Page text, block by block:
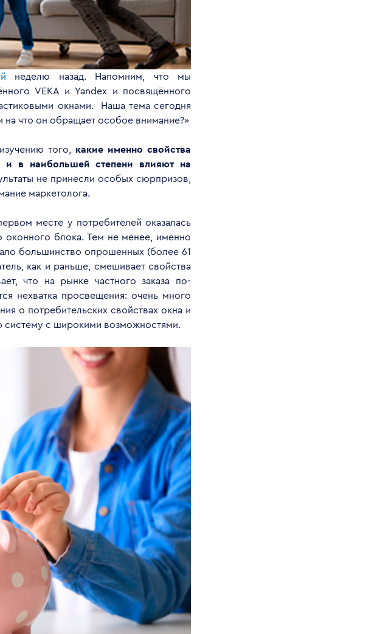
неделю назад. Напомним, что мы
VEKA и Yandex и посвящённого
окнами. Наша тема сегодня
на что он обращает особое внимание?»
того, какие именно свойства
и в наибольшей степени влияют на
не принесли особых сюрпризов,
маркетолога.
месте у потребителей оказалась
оконного блока. Тем не менее, именно
большинство опрошенных (более 61
как и раньше, смешивает свойства
что на рынке частного заказа по-
нехватка просвещения: очень много
о потребительских свойствах окна и
с широкими возможностями.